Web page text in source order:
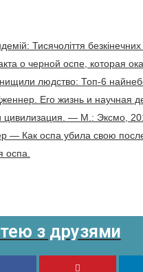
Тисячоліття
о черной оспе, которая
людство: Топ-6
Его жизнь и
цивилизация. — М.: Эксмо,
— Как оспа убила свою
оспа.
з друзями